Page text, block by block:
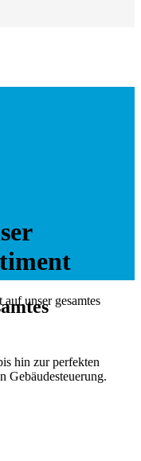
auf unser gesamtes
hin zur perfekten
Gebäudesteuerung.